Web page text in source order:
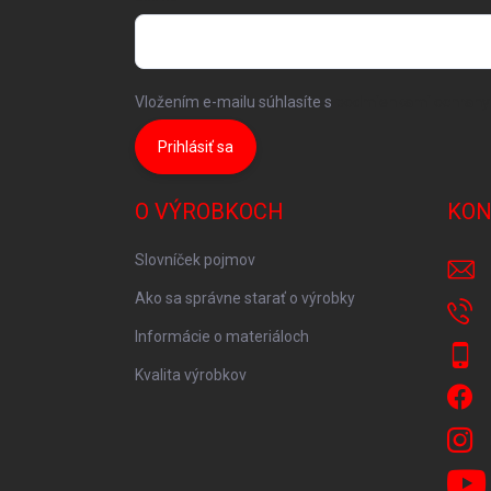
Vložením e-mailu súhlasíte s
Prihlásiť sa
O VÝROBKOCH
Slovníček pojmov
Ako sa správne starať o výrobky
Informácie o materiáloch
Kvalita výrobkov